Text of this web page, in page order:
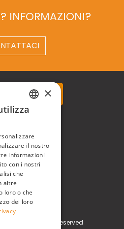
INFORMAZIONI?
11 - Milano (MI)
0248519908
02794870960
S.r.l. All rights reserved
×
il nostro
informazioni
con i nostri
che
altre
loro o che
dei loro